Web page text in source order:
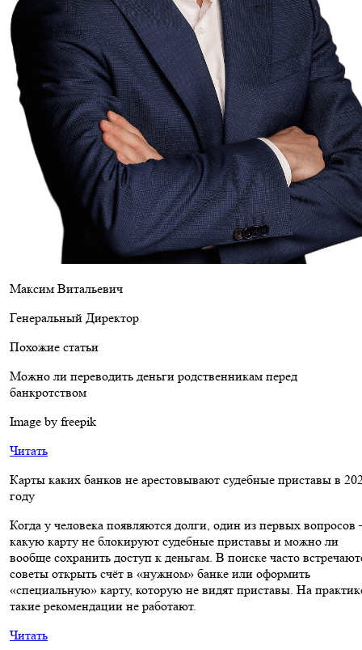
Максим Витальевич
Генеральный Директор
Похожие статьи
Можно ли переводить деньги родственникам перед
банкротством
Image by freepik
Читать
Карты каких банков не арестовывают судебные приставы в
году
Когда у человека появляются долги, один из первых вопросов
какую карту не блокируют судебные приставы и можно ли
вообще сохранить доступ к деньгам. В поиске часто
советы открыть счёт в «нужном» банке или оформить
«специальную» карту, которую не видят приставы. На
такие рекомендации не работают.
Читать